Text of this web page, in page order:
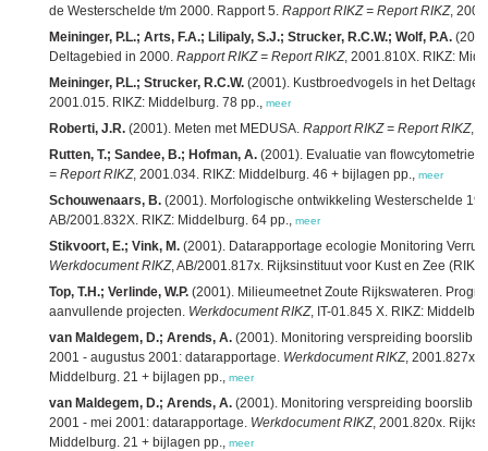
de Westerschelde t/m 2000. Rapport 5. Rapport RIKZ = Report RIKZ,
Meininger, P.L.; Arts, F.A.; Lilipaly, S.J.; Strucker, R.C.W.; Wolf, P.A.
Deltagebied in 2000. Rapport RIKZ = Report RIKZ, 2001.810X. RIKZ:
Meininger, P.L.; Strucker, R.C.W. (2001). Kustbroedvogels in het
2001.015. RIKZ: Middelburg. 78 pp., meer
Roberti, J.R. (2001). Meten met MEDUSA. Rapport RIKZ = Report RIKZ,
Rutten, T.; Sandee, B.; Hofman, A. (2001). Evaluatie van flowcytometrie
= Report RIKZ, 2001.034. RIKZ: Middelburg. 46 + bijlagen pp., meer
Schouwenaars, B. (2001). Morfologische ontwikkeling Westerschelde
AB/2001.832X. RIKZ: Middelburg. 64 pp., meer
Stikvoort, E.; Vink, M. (2001). Datarapportage ecologie Monitoring
Werkdocument RIKZ, AB/2001.817x. Rijksinstituut voor Kust en Zee
Top, T.H.; Verlinde, W.P. (2001). Milieumeetnet Zoute Rijkswateren.
aanvullende projecten. Werkdocument RIKZ, IT-01.845 X. RIKZ:
van Maldegem, D.; Arends, A. (2001). Monitoring verspreiding boorslib
2001 - augustus 2001: datarapportage. Werkdocument RIKZ, 2001.827x.
Middelburg. 21 + bijlagen pp., meer
van Maldegem, D.; Arends, A. (2001). Monitoring verspreiding boorslib
2001 - mei 2001: datarapportage. Werkdocument RIKZ, 2001.820x.
Middelburg. 21 + bijlagen pp., meer